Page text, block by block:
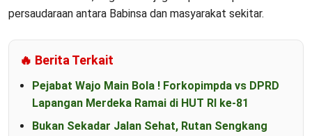
persaudaraan antara Babinsa dan masyarakat sekitar.
🔥 Berita Terkait
Pejabat Wajo Main Bola ! Forkopimpda vs DPRD
Lapangan Merdeka Ramai di HUT RI ke-81
Bukan Sekadar Jalan Sehat, Rutan Sengkang